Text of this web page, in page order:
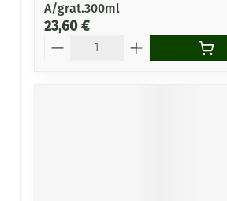
A/grat.300ml
23,60 €